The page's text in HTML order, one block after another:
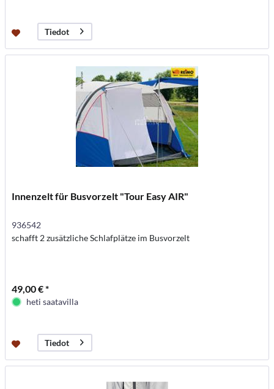
Tiedot
Innenzelt für Busvorzelt "Tour Easy AIR"
936542
schafft 2 zusätzliche Schlafplätze im Busvorzelt
49,00 € *
heti saatavilla
Tiedot